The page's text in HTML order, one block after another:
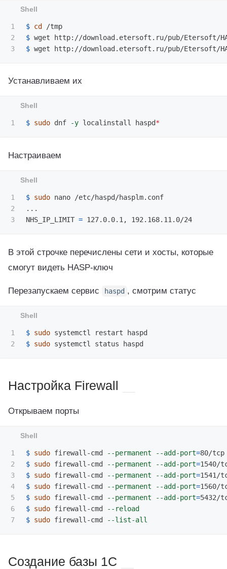
1
2
$ cd
$
$
Устанавливаем их
$ sudo dnf -y localinstall haspd*
Настраиваем
1
2
$ sudo nano /etc/haspd/hasplm.conf
...
NHS_IP_LIMIT =
В этой строчке перечислены сети и хосты, которые
смогут видеть HASP-ключ
Перезапускаем сервис haspd , смотрим статус
1
$ sudo
$ sudo
Настройка Firewall
Открываем порты
1
2
3
4
5
6
$ sudo firewall-cmd --permanent --add-port=
$ sudo firewall-cmd --permanent --add-port=
$ sudo firewall-cmd --permanent --add-port=
$ sudo firewall-cmd --permanent --add-port=
$ sudo firewall-cmd --permanent --add-port=
$ sudo firewall-cmd
--reload
$ sudo firewall-cmd --list-all
Создание базы 1C